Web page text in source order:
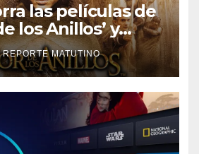
las películas de
los Anillos’ y
sobre la
digital
REPORTE MATUTINO